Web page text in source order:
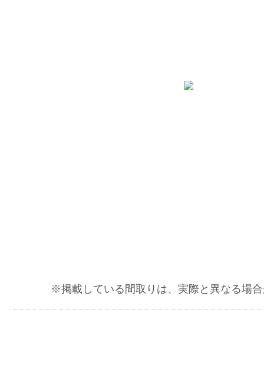
※掲載している間取りは、実際と異なる場